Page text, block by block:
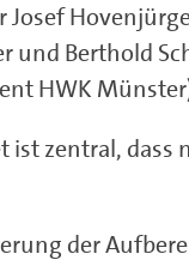
Josef
und Berthold
HWK
ist zentral,
der